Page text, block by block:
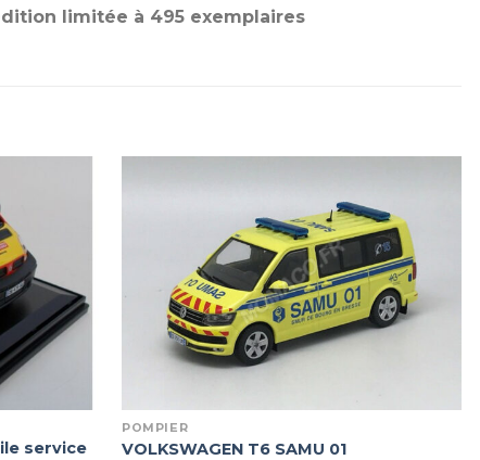
limitée à 495 exemplaires
service
POMPIER
VOLKSWAGEN T6 SAMU 01